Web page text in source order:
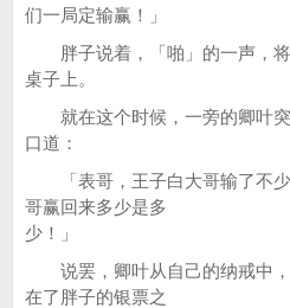
们一局定输赢！」
胖子说着，「啪」的一声，将
桌子上。
就在这个时候，一旁的卿叶突
口道：
「表哥，王子白大哥输了不少
哥赢回来多少是多
少！」
说罢，卿叶从自己的纳戒中，
在了胖子的银票之